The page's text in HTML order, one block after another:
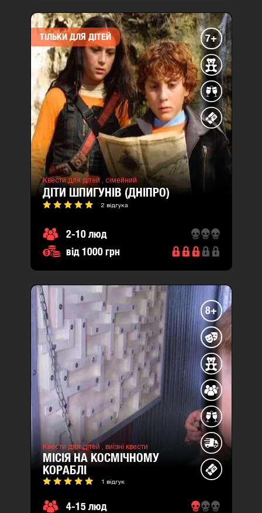
ТІЛЬКИ ДЛЯ ДІТЕЙ 7+
Квести для дітей , сімейний
ДІТИ ШПИГУНІВ (ДНІПРО)
2 відгука
2-10 люд
від 1000 грн
8+
Квести для дітей , виїзні квести
МІСІЯ НА КОСМІЧНОМУ
КОРАБЛІ
1 відгук
4-15 люд